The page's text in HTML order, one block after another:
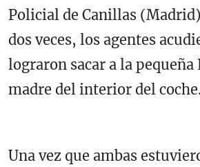
Policial de Canillas
dos veces, los agentes
lograron sacar a la pequeña
madre del interior del coche.
Una vez que ambas